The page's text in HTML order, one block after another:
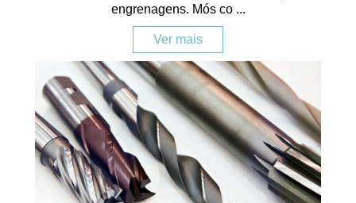
engrenagens. Mós co ...
Ver mais